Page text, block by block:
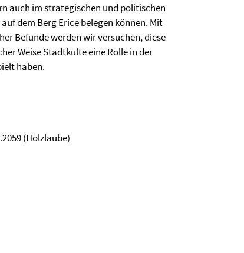
auch im strategischen und politischen
dem Berg Erice belegen können. Mit
Befunde werden wir versuchen, diese
Weise Stadtkulte eine Rolle in der
haben.
(Holzlaube)